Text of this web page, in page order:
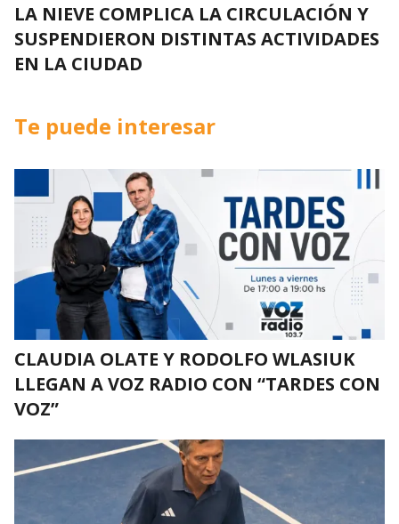
LA NIEVE COMPLICA LA CIRCULACIÓN Y
SUSPENDIERON DISTINTAS ACTIVIDADES
EN LA CIUDAD
Te puede interesar
CLAUDIA OLATE Y RODOLFO WLASIUK
LLEGAN A VOZ RADIO CON “TARDES CON
VOZ”